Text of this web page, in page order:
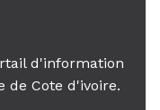
d'information
de Cote d'ivoire.